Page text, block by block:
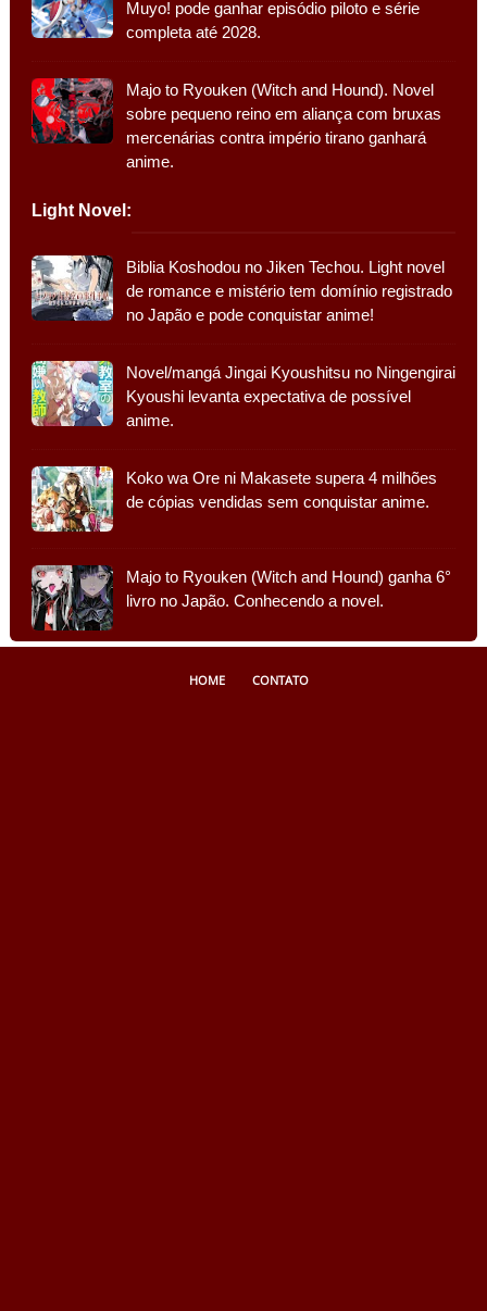
Muyo! pode ganhar episódio piloto e série
completa até 2028.
Majo to Ryouken (Witch and Hound). Novel
sobre pequeno reino em aliança com bruxas
mercenárias contra império tirano ganhará
anime.
Light Novel:
Biblia Koshodou no Jiken Techou. Light novel
de romance e mistério tem domínio registrado
no Japão e pode conquistar anime!
Novel/mangá Jingai Kyoushitsu no Ningengirai
Kyoushi levanta expectativa de possível
anime.
Koko wa Ore ni Makasete supera 4 milhões
de cópias vendidas sem conquistar anime.
Majo to Ryouken (Witch and Hound) ganha 6°
livro no Japão. Conhecendo a novel.
HOME CONTATO